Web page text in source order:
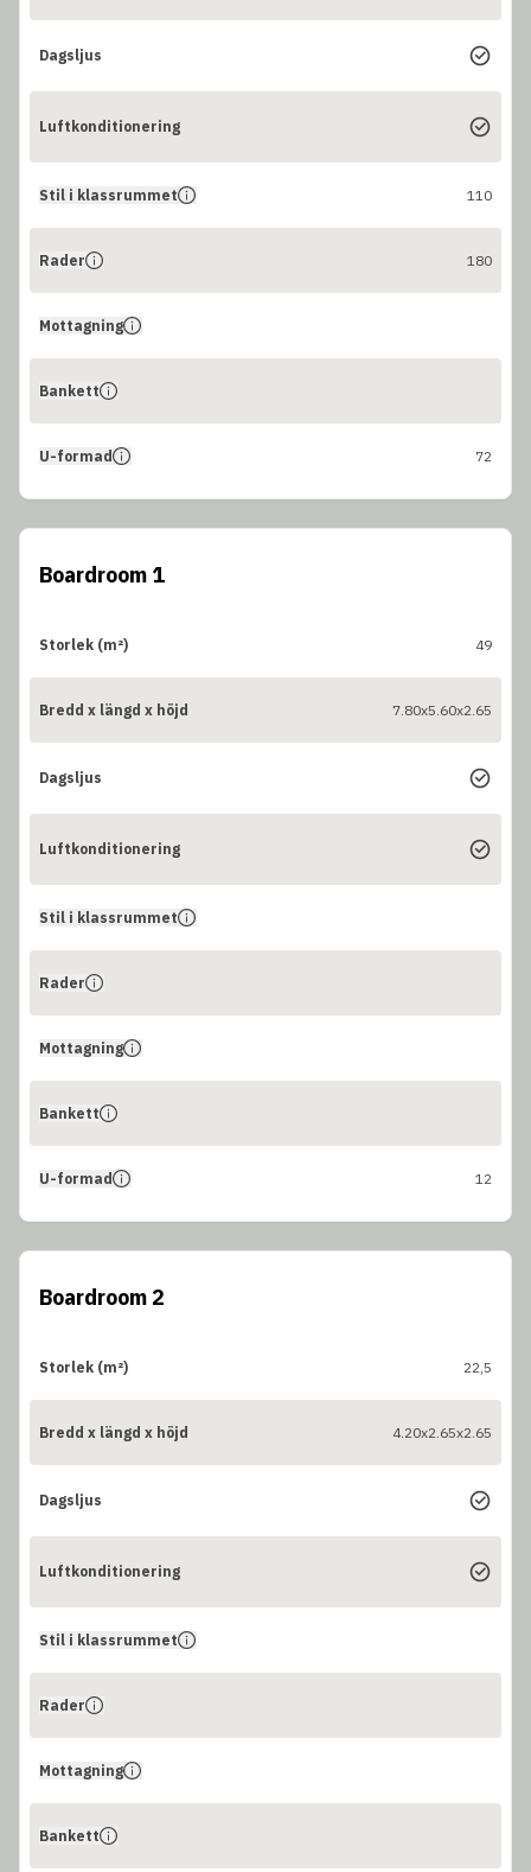
Dagsljus
Luftkonditionering
Stil i klassrummet 110
Rader 180
Mottagning
Bankett
U-formad 72
Boardroom 1
Storlek (m²) 49
Bredd x längd x höjd 7.80x5.60x2.65
Dagsljus
Luftkonditionering
Stil i klassrummet
Rader
Mottagning
Bankett
U-formad 12
Boardroom 2
Storlek (m²) 22,5
Bredd x längd x höjd 4.20x2.65x2.65
Dagsljus
Luftkonditionering
Stil i klassrummet
Rader
Mottagning
Bankett